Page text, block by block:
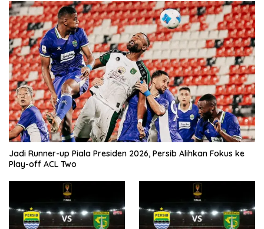
Jadi Runner-up Piala Presiden 2026, Persib Alihkan Fokus ke
Play-off ACL Two